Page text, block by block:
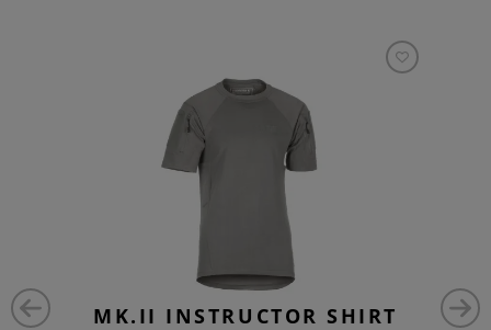
MK.II INSTRUCTOR SHIRT